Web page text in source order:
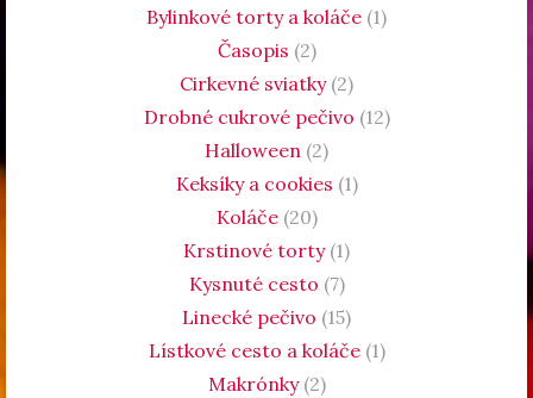
Bylinkové torty a koláče (1)
Časopis (2)
Cirkevné sviatky(2)
Drobné cukrové pečivo (12)
Halloween (2)
Keksíky a cookies (1)
Koláče(20)
Krstinové torty(1)
Kysnuté cesto (7)
Linecké pečivo (15)
Lístkové cesto a koláče(1)
Makrónky(2)